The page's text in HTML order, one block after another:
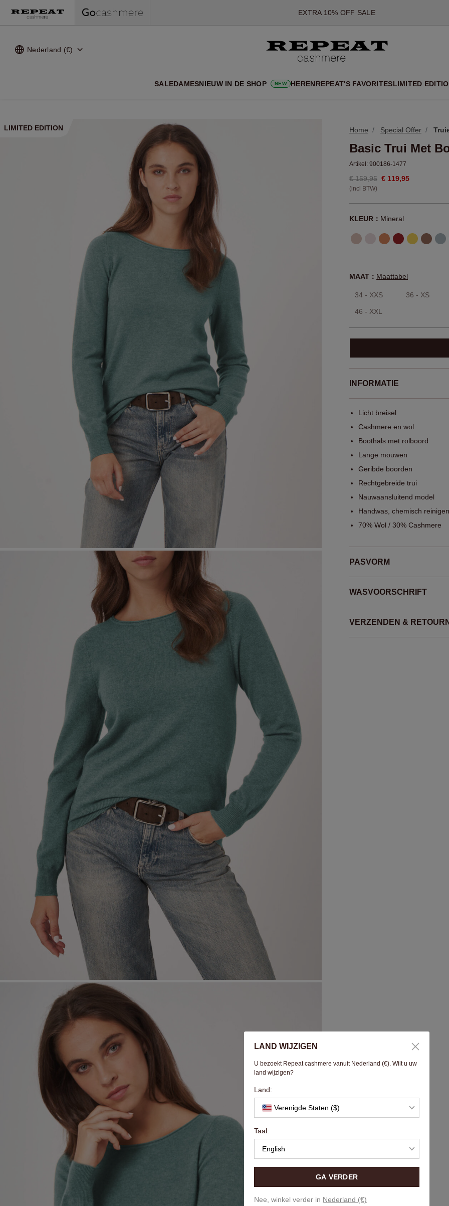
*AANBIEDING IS GELDIG T/M 12 AUGUSTUS 2026
*NIET GELDIG VOOR LIMITED EDITION
*UITZONDERINGEN KUNNEN VAN TOEPASSING ZIJN
NIEUWE CASHMERE COLLECTIE
EXTRA 10% OFF SALE
Nederland (€)
SALEDAMESNIEUW IN DE SHOP NEW HERENREPEAT'S FAVORITESLIMITED
LIMITED EDITION Home Special Offer
Basic Trui Met
Artikel: 900186-1477
€ 159,95 € 119,95
(incl BTW)
KLEUR： Mineral
MAAT： Maattabel
34 - XXS 36 - XS
46 - XXL
INFORMATIE
Licht breisel
Cashmere en wol
Boothals met rolboord
Lange mouwen
Geribde boorden
Rechtgebreide trui
Nauwaansluitend model
Handwas, chemisch
70% Wol / 30% Cashmere
PASVORM
WASVOORSCHRIFT
VERZENDEN &
LAND WIJZIGEN
U bezoekt Repeat cashmere vanuit Nederland (€). Wilt u uw
land wijzigen?
Land:
Verenigde Staten ($)
Taal:
English
GA VERDER
Nee, winkel verder in Nederland (€)